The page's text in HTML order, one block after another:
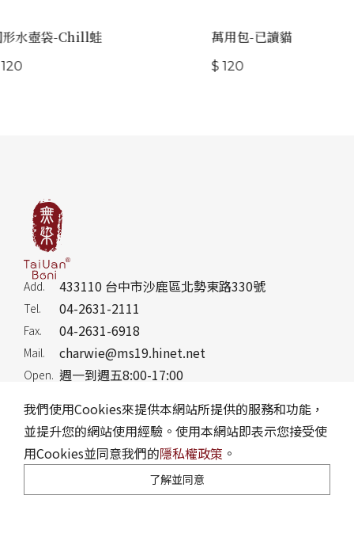
水壺袋-Chill蛙 萬用包-已讀貓
$ 120
Add. 433110 台中市沙鹿區北勢東路330號
Tel. 04-2631-2111
Fax. 04-2631-6918
Mail. charwie@ms19.hinet.net
Open. 週一到週五8:00-17:00
隱私權政策訂購說明網站地圖Reader Version
Copyright © 洽維企業股份有限公司. Design byCREATOP.
我們使用Cookies來提供本網站所提供的服務和功能，
並提升您的網站使用經驗。使用本網站即表示您接受使
用Cookies並同意我們的隱私權政策 。
了解並同意